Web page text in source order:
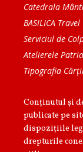
Catedrala
BASILICA Travel
Serviciul de
Atelierele
Tipografia
Conținutul și
publicate pe
dispoziţiile
drepturile